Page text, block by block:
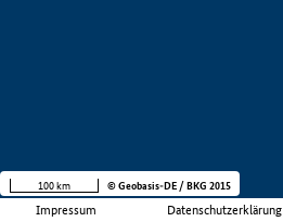
Impressum Datenschutzerklärung
100 km © Geobasis-DE / BKG 2015